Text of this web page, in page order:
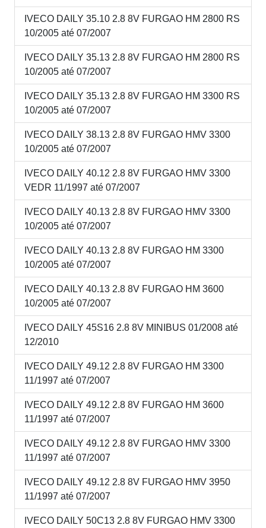
IVECO DAILY 35.10 2.8 8V FURGAO HM 2800 RS
10/2005 até 07/2007
IVECO DAILY 35.13 2.8 8V FURGAO HM 2800 RS
10/2005 até 07/2007
IVECO DAILY 35.13 2.8 8V FURGAO HM 3300 RS
10/2005 até 07/2007
IVECO DAILY 38.13 2.8 8V FURGAO HMV 3300
10/2005 até 07/2007
IVECO DAILY 40.12 2.8 8V FURGAO HMV 3300
VEDR 11/1997 até 07/2007
IVECO DAILY 40.13 2.8 8V FURGAO HMV 3300
10/2005 até 07/2007
IVECO DAILY 40.13 2.8 8V FURGAO HM 3300
10/2005 até 07/2007
IVECO DAILY 40.13 2.8 8V FURGAO HM 3600
10/2005 até 07/2007
IVECO DAILY 45S16 2.8 8V MINIBUS 01/2008 até
12/2010
IVECO DAILY 49.12 2.8 8V FURGAO HM 3300
11/1997 até 07/2007
IVECO DAILY 49.12 2.8 8V FURGAO HM 3600
11/1997 até 07/2007
IVECO DAILY 49.12 2.8 8V FURGAO HMV 3300
11/1997 até 07/2007
IVECO DAILY 49.12 2.8 8V FURGAO HMV 3950
11/1997 até 07/2007
IVECO DAILY 50C13 2.8 8V FURGAO HMV 3300